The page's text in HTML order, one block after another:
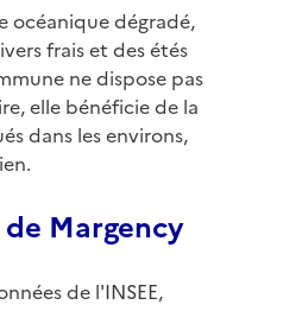
océanique dégradé,
frais et des étés
ne dispose pas
elle bénéficie de la
dans les environs,
Margency
de l'INSEE,